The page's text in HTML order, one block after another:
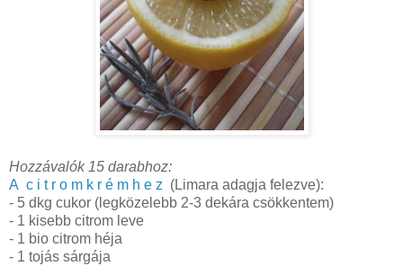
Hozzávalók 15 darabhoz:
A c i t r o m k r é m h e z (Limara adagja felezve):
- 5 dkg cukor (legközelebb 2-3 dekára csökkentem)
- 1 kisebb citrom leve
- 1 bio citrom héja
- 1 tojás sárgája